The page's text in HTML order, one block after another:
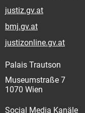
justiz.gv.at
bmj.gv.at
justizonline.gv.at
Palais Trautson
Museumstraße 7
1070 Wien
Social Media Kanäle